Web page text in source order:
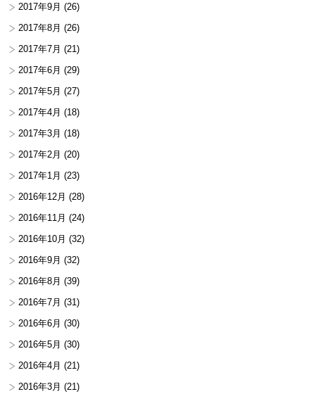
2017年9月 (26)
2017年8月 (26)
2017年7月 (21)
2017年6月 (29)
2017年5月 (27)
2017年4月 (18)
2017年3月 (18)
2017年2月 (20)
2017年1月 (23)
2016年12月 (28)
2016年11月 (24)
2016年10月 (32)
2016年9月 (32)
2016年8月 (39)
2016年7月 (31)
2016年6月 (30)
2016年5月 (30)
2016年4月 (21)
2016年3月 (21)